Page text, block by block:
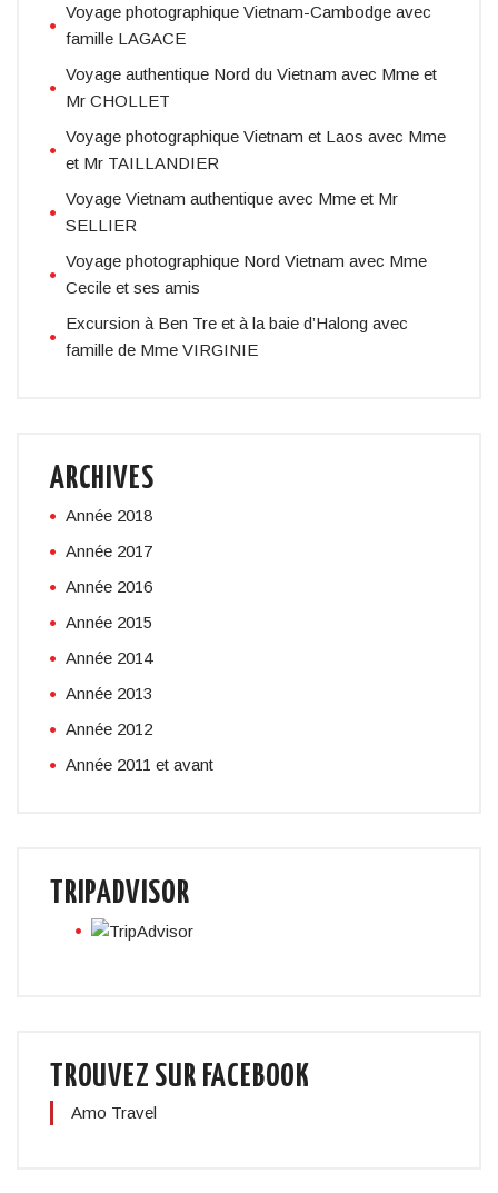
Voyage photographique Vietnam-Cambodge avec
famille LAGACE
Voyage authentique Nord du Vietnam avec Mme et
Mr CHOLLET
Voyage photographique Vietnam et Laos avec Mme
et Mr TAILLANDIER
Voyage Vietnam authentique avec Mme et Mr
SELLIER
Voyage photographique Nord Vietnam avec Mme
Cecile et ses amis
Excursion à Ben Tre et à la baie d’Halong avec
famille de Mme VIRGINIE
ARCHIVES
Année 2018
Année 2017
Année 2016
Année 2015
Année 2014
Année 2013
Année 2012
Année 2011 et avant
TRIPADVISOR
TROUVEZ SUR FACEBOOK
Amo Travel